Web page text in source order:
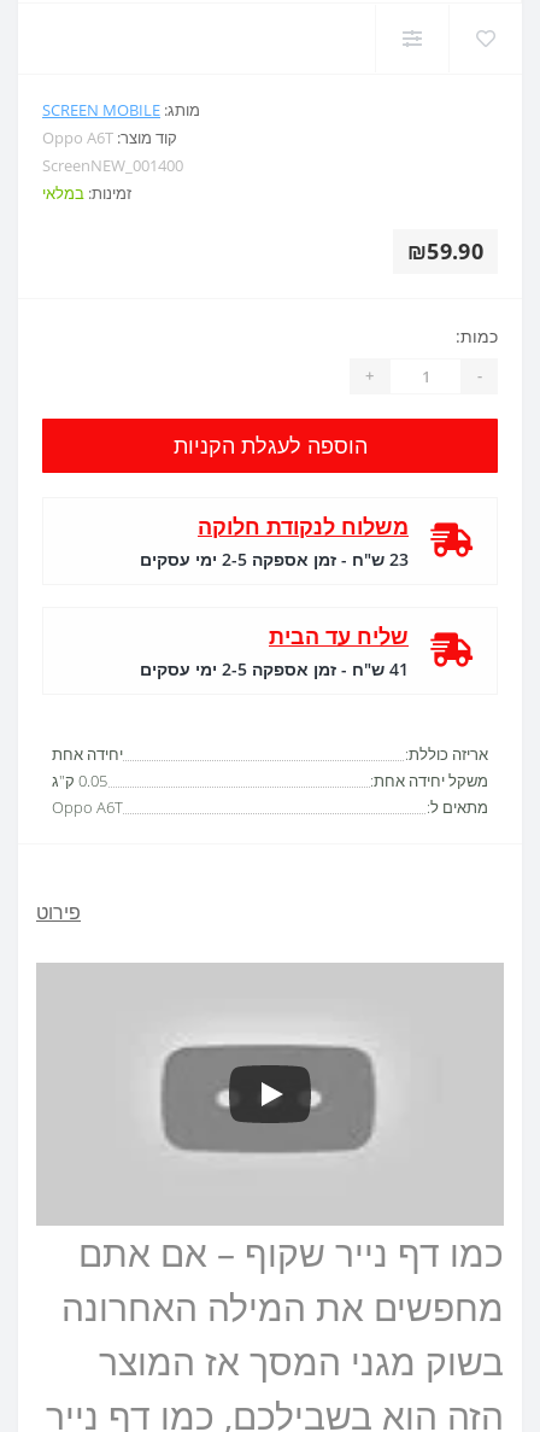
מותג: SCREEN MOBILE
קוד מוצר: Oppo A6T
ScreenNEW_001400
זמינות: במלאי
₪59.90
אריזה כוללת:
יחידה אחת
משקל יחידה אחת:
0.05 ק"ג
מתאים ל:
Oppo A6T
כמות:
-
+
הוספה לעגלת הקניות
משלוח לנקודת חלוקה
23 ש"ח - זמן אספקה 2-5 ימי עסקים
שליח עד הבית
41 ש"ח - זמן אספקה 2-5 ימי עסקים
פירוט
כמו דף נייר שקוף – אם אתם
מחפשים את המילה האחרונה
בשוק מגני המסך אז המוצר
הזה הוא בשבילכם, כמו דף נייר